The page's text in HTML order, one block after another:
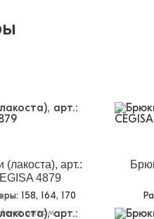
(лакоста), арт.:
4879
: 158, 164, 170
оптом